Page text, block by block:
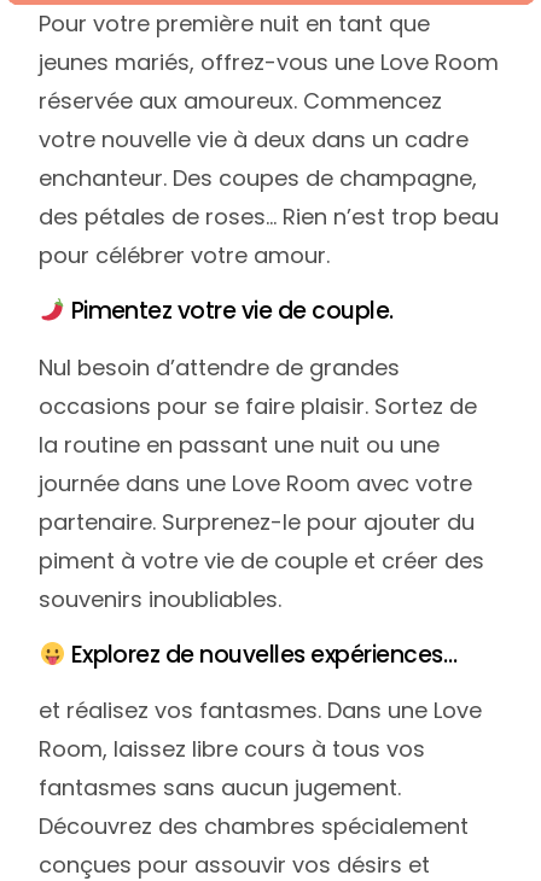
Pour votre première nuit en tant que
jeunes mariés, offrez-vous une Love Room
réservée aux amoureux. Commencez
votre nouvelle vie à deux dans un cadre
enchanteur. Des coupes de champagne,
des pétales de roses… Rien n’est trop beau
pour célébrer votre amour.
Pimentez votre vie de couple.
Nul besoin d’attendre de grandes
occasions pour se faire plaisir. Sortez de
la routine en passant une nuit ou une
journée dans une Love Room avec votre
partenaire. Surprenez-le pour ajouter du
piment à votre vie de couple et créer des
souvenirs inoubliables.
Explorez de nouvelles expériences…
et réalisez vos fantasmes. Dans une Love
Room, laissez libre cours à tous vos
fantasmes sans aucun jugement.
Découvrez des chambres spécialement
conçues pour assouvir vos désirs et